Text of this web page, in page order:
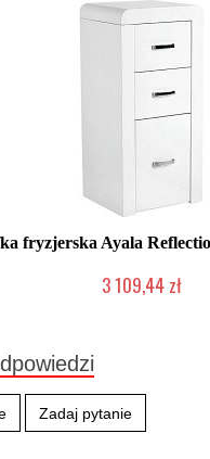
fryzjerska Ayala
3 109,44 zł
Zadaj pytanie